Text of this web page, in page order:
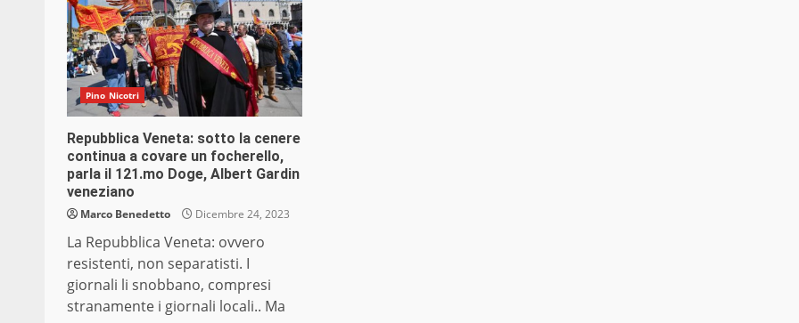
Pino Nicotri
Repubblica Veneta: sotto la cenere
continua a covare un focherello,
parla il 121.mo Doge, Albert Gardin
veneziano
Marco Benedetto Dicembre 24, 2023
La Repubblica Veneta: ovvero
resistenti, non separatisti. I
giornali li snobbano, compresi
stranamente i giornali locali.. Ma